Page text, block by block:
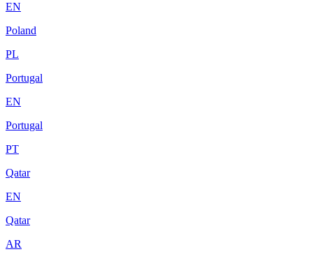
EN
Poland
PL
Portugal
EN
Portugal
PT
Qatar
EN
Qatar
AR